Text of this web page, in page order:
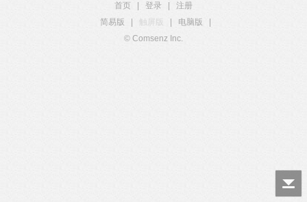
首页 登录
注册
简易版
触屏版 电脑版
© Comsenz Inc.